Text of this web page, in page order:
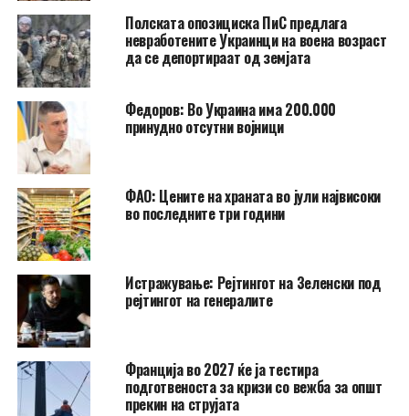
Полската опозициска ПиС предлага
невработените Украинци на воена возраст
да се депортираат од земјата
Федоров: Во Украина има 200.000
принудно отсутни војници
ФАО: Цените на храната во јули највисоки
во последните три години
Истражување: Рејтингот на Зеленски под
рејтингот на генералите
Франција во 2027 ќе ја тестира
подготвеноста за кризи со вежба за општ
прекин на струјата